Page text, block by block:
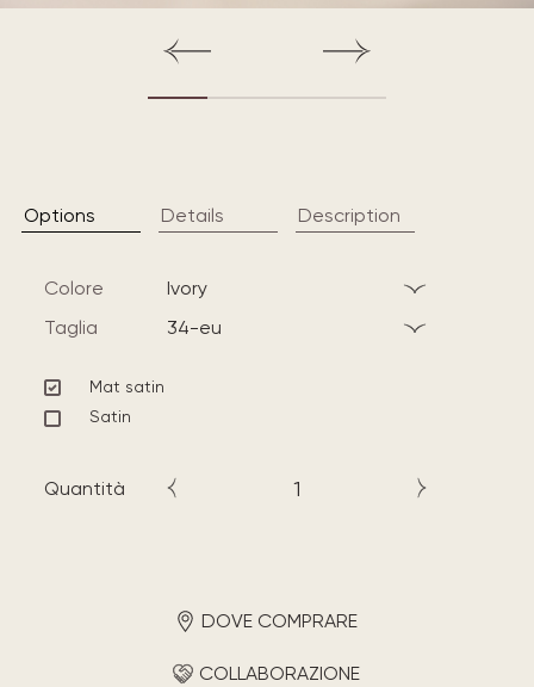
Options Details Description
Colore
ivory
Taglia
34-eu
Mat satin
Satin
Quantità
DOVE COMPRARE
COLLABORAZIONE